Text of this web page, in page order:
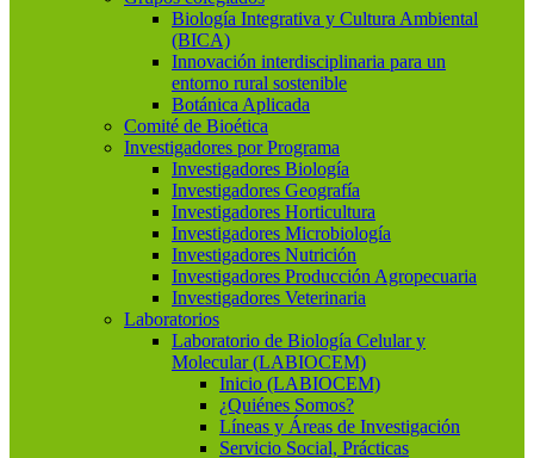
Biología Integrativa y Cultura Ambiental
(BICA)
Innovación interdisciplinaria para un
entorno rural sostenible
Botánica Aplicada
Comité de Bioética
Investigadores por Programa
Investigadores Biología
Investigadores Geografía
Investigadores Horticultura
Investigadores Microbiología
Investigadores Nutrición
Investigadores Producción Agropecuaria
Investigadores Veterinaria
Laboratorios
Laboratorio de Biología Celular y
Molecular (LABIOCEM)
Inicio (LABIOCEM)
¿Quiénes Somos?
Líneas y Áreas de Investigación
Servicio Social, Prácticas